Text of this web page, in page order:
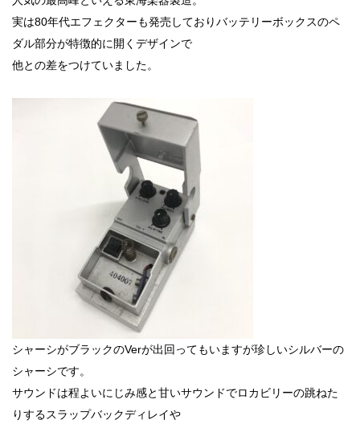
実は80年代エフェクターも発売しておりバッテリーボックスのペ
ダル部分が特徴的に開くデザインで
他との差をつけていました。
シャーシがブラックのVerが出回ってもいますが珍しいシルバーの
シャーシです。
サウンドは程よいにじみ感と甘いサウンドでロカビリーの跳ねた
りするスラップバックディレイや